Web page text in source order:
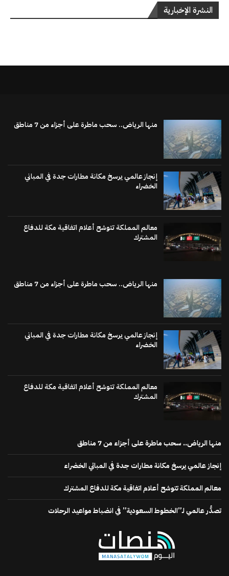
النشرة الإخبارية
منها الرياض.. سحب ماطرة على أجزاء من 7 مناطق
إنجاز عالمي يرسخ مكانة مطارات جدة في المباني
الخضراء
معالم المملكة تتوشح أعلام اتفاقية مكة للدفاع
المشترك
منها الرياض.. سحب ماطرة على أجزاء من 7 مناطق
إنجاز عالمي يرسخ مكانة مطارات جدة في المباني
الخضراء
معالم المملكة تتوشح أعلام اتفاقية مكة للدفاع
المشترك
منها الرياض.. سحب ماطرة على أجزاء من 7 مناطق
إنجاز عالمي يرسخ مكانة مطارات جدة في المباني الخضراء
معالم المملكة تتوشح أعلام اتفاقية مكة للدفاع المشترك
تصدُّر عالمي لـ”الخطوط السعودية” في انضباط مواعيد الرحلات